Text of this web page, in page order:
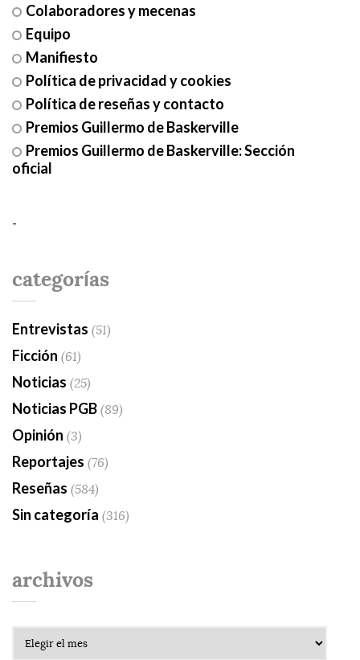
Colaboradores y mecenas
Equipo
Manifiesto
Política de privacidad y cookies
Política de reseñas y contacto
Premios Guillermo de Baskerville
Premios Guillermo de Baskerville: Sección
oficial
-
categorías
Entrevistas (51)
Ficción (61)
Noticias (25)
Noticias PGB(89)
Opinión (3)
Reportajes (76)
Reseñas (584)
Sin categoría (316)
archivos